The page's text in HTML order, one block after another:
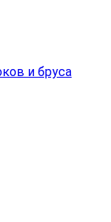
и бруса